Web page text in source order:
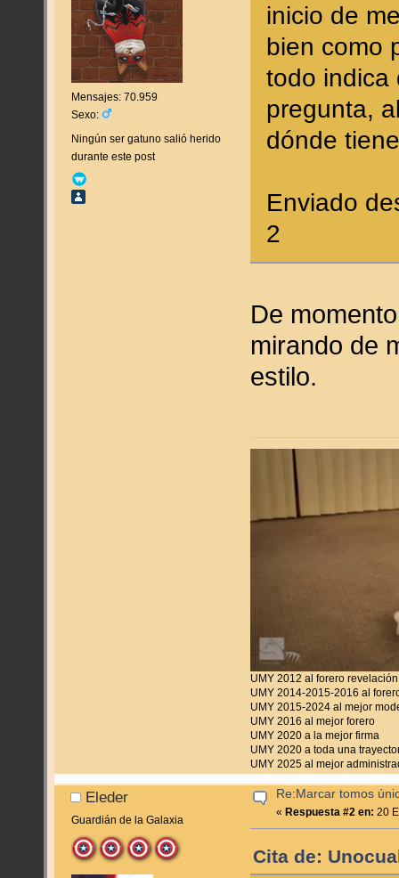
Mensajes: 70.959
Sexo:
Ningún ser gatuno salió herido
durante este post
inicio de
bien como
todo indica
pregunta,
dónde
Enviado
2
De
mirando de
estilo.
UMY 2012 al forero revelación
UMY 2014-2015-2016 al
UMY 2015-2024 al mejor
UMY 2016 al mejor forero
UMY 2020 a la mejor firma
UMY 2020 a toda una
UMY 2025 al mejor
Eleder
Guardián de la Galaxia
Re:Marcar tomos
«Respuesta #2 en: 20
Cita de: